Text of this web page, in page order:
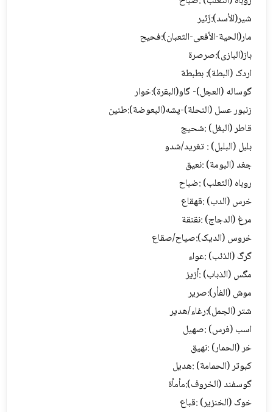
شیر(الأسد):زَئیر
مار(الحیة-الأفعى-الثعبان):فحیح
باز(البازی):صرصرة
اردک (البطة): بطبطة
گوساله (العجل)- گاو(البقرة):خوار
زنبور عسل (النحلة)-پشه(البعوضة):طنین
قاطر (البغل) :شحیج
بلبل (البلبل) : تغرید/شدو
جغد (البومة) :نعیق
روباه (الثعلب) :ضباح
خرس (الدب) :قهقاع
مرغ (الدجاج) :نقنقة
خروس (الدیک):صیاح/صقاع
گرگ (الذئب) :عواء
مگس (الذباب) :أزیز
موش (الفأر):صریر
شتر (الجمل):رغاء/هدیر
اسب (فرس) :صهیل
خر (الحمار) :نهیق
کبوتر (الحمامة) :هدیل
گوسفند (الخروف):مأمأة
خوک (الخنزیر) :قباع